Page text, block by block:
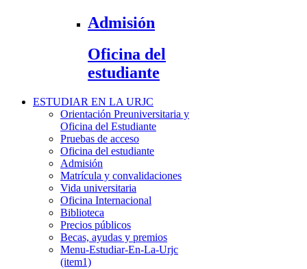
Admisión
Oficina del
estudiante
ESTUDIAR EN LA URJC
Orientación Preuniversitaria y
Oficina del Estudiante
Pruebas de acceso
Oficina del estudiante
Admisión
Matrícula y convalidaciones
Vida universitaria
Oficina Internacional
Biblioteca
Precios públicos
Becas, ayudas y premios
Menu-Estudiar-En-La-Urjc
(item1)